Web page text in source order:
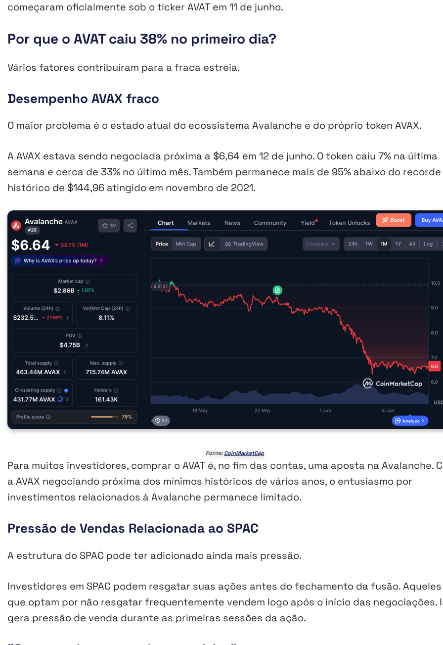
começaram oficialmente sob o ticker AVAT em 11 de junho.
Por que o AVAT caiu 38% no primeiro dia?
Vários fatores contribuíram para a fraca estreia.
Desempenho AVAX fraco
O maior problema é o estado atual do ecossistema Avalanche e do próprio token AVAX.
A AVAX estava sendo negociada próxima a $6,64 em 12 de junho. O token caiu 7% na última
semana e cerca de 33% no último mês. Também permanece mais de 95% abaixo do recorde
histórico de $144,96 atingido em novembro de 2021.
Fonte: CoinMarketCap
Para muitos investidores, comprar o AVAT é, no fim das contas, uma aposta na Avalanche.
a AVAX negociando próxima dos mínimos históricos de vários anos, o entusiasmo por
investimentos relacionados à Avalanche permanece limitado.
Pressão de Vendas Relacionada ao SPAC
A estrutura do SPAC pode ter adicionado ainda mais pressão.
Investidores em SPAC podem resgatar suas ações antes do fechamento da fusão. Aqueles
que optam por não resgatar frequentemente vendem logo após o início das negociações.
gera pressão de venda durante as primeiras sessões da ação.